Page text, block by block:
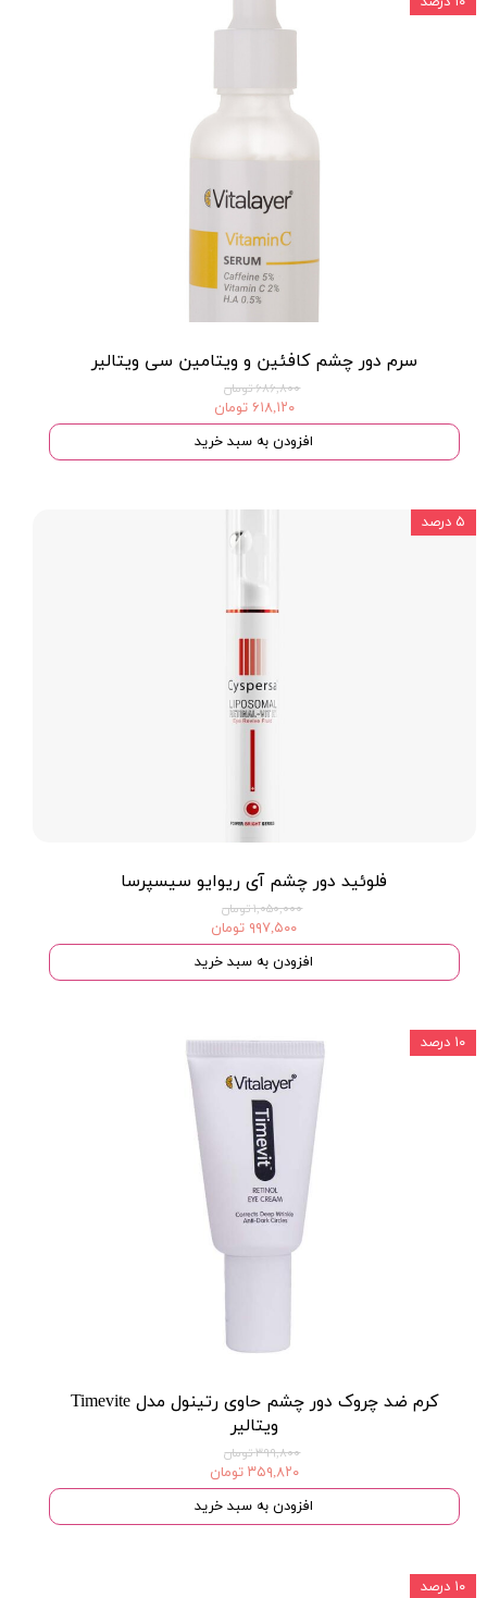
سرم دور چشم کافئین و ویتامین سی ویتالیر
۶۸۶,۸۰۰ تومان
۶۱۸,۱۲۰ تومان
افزودن به سبد خرید
فلوئید دور چشم آی ریوایو سیسپرسا
۱,۰۵۰,۰۰۰ تومان
۹۹۷,۵۰۰ تومان
افزودن به سبد خرید
۵ درصد
کرم ضد چروک دور چشم حاوی رتینول مدل Timevite
ویتالیر
۳۹۹,۸۰۰ تومان
۳۵۹,۸۲۰ تومان
افزودن به سبد خرید
۱۰ درصد
۱۰ درصد